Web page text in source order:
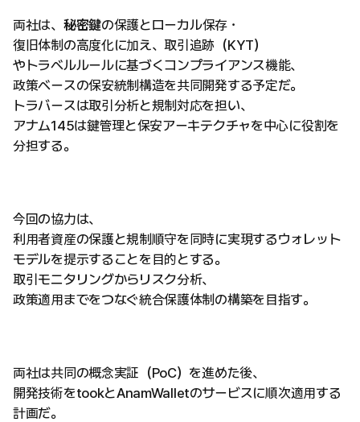
両社は、 秘密鍵の保護とローカル保存・
復旧体制の高度化に加え、取引追跡（KYT）
やトラベルルールに基づくコンプライアンス機能、
政策ベースの保安統制構造を共同開発する予定だ。
トラバースは取引分析と規制対応を担い、
アナム145は鍵管理と保安アーキテクチャを中心に役割を
分担する。
今回の協力は、
利用者資産の保護と規制順守を同時に実現するウォレット
モデルを提示することを目的とする。
取引モニタリングからリスク分析、
政策適用までをつなぐ統合保護体制の構築を目指す。
両社は共同の概念実証（PoC）を進めた後、
開発技術をtookとAnamWalletのサービスに順次適用する
計画だ。